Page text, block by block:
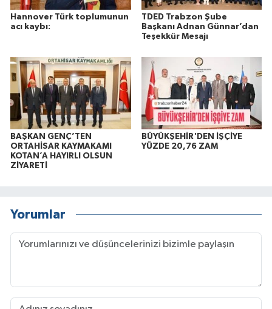
Hannover Türk toplumunun
acı kaybı:
TDED Trabzon Şube
Başkanı Adnan Günnar’dan
Teşekkür Mesajı
BAŞKAN GENÇ’TEN
ORTAHİSAR KAYMAKAMI
KOTAN’A HAYIRLI OLSUN
ZİYARETİ
BÜYÜKŞEHİR'DEN İŞÇİYE
YÜZDE 20,76 ZAM
Yorumlar